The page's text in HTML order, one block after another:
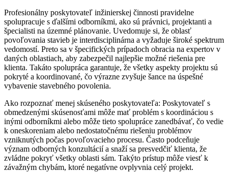
Profesionálny poskytovateľ inžinierskej činnosti pravidelne
spolupracuje s ďalšími odborníkmi, ako sú právnici, projektanti a
špecialisti na územné plánovanie. Uvedomuje si, že oblasť
povoľovania stavieb je interdisciplinárna a vyžaduje široké spektrum
vedomostí. Preto sa v špecifických prípadoch obracia na expertov v
daných oblastiach, aby zabezpečil najlepšie možné riešenia pre
klienta. Takáto spolupráca garantuje, že všetky aspekty projektu sú
pokryté a koordinované, čo výrazne zvyšuje šance na úspešné
vybavenie stavebného povolenia.
Ako rozpoznať menej skúseného poskytovateľa: Poskytovateľ s
obmedzenými skúsenosťami môže mať problém s koordináciou s
inými odborníkmi alebo môže tieto spolupráce zanedbávať, čo vedie
k oneskoreniam alebo nedostatočnému riešeniu problémov
vzniknutých počas povoľovacieho procesu. Často podceňuje
význam odborných konzultácií a snaží sa presvedčiť klienta, že
zvládne pokryť všetky oblasti sám. Takýto prístup môže viesť k
závažným chybám, ktoré negatívne ovplyvnia celý projekt.